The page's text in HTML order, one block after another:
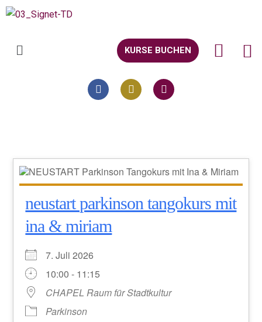
KURSE BUCHEN
neustart parkinson tangokurs mit
ina & miriam
7. Juli 2026
10:00 - 11:15
CHAPEL Raum für Stadtkultur
Parkinson